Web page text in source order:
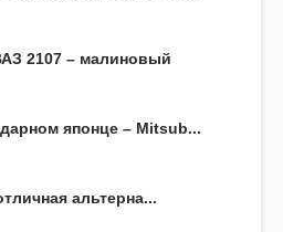
2107 – малиновый
японце – Mitsub...
альтерна...